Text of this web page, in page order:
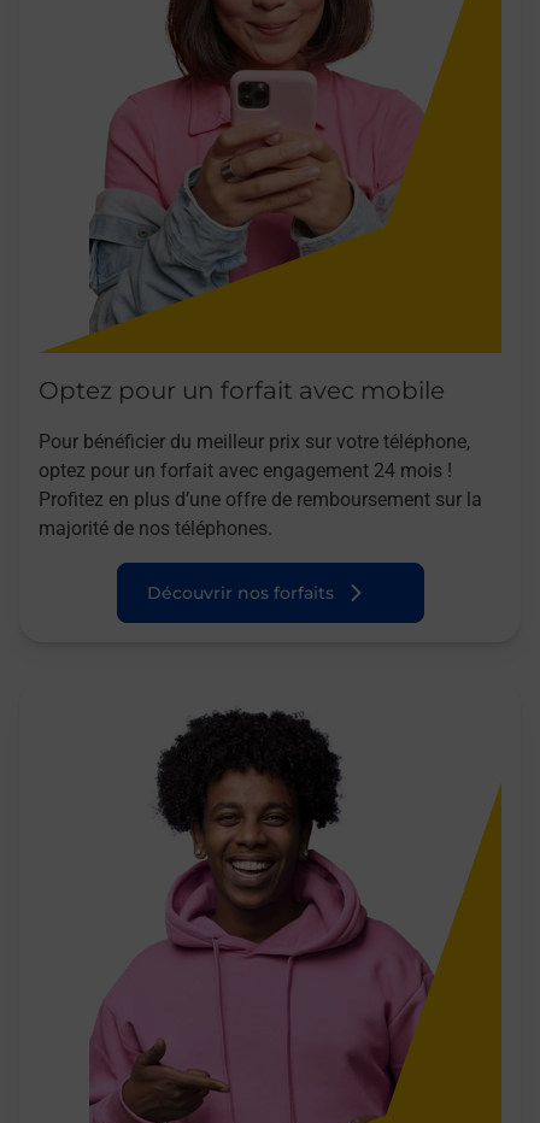
Optez pour un forfait avec mobile
Pour bénéficier du meilleur prix sur votre téléphone,
optez pour un forfait avec engagement 24 mois !
Profitez en plus d’une offre de remboursement sur la
majorité de nos téléphones.
Découvrir nos forfaits